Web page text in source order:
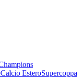
Calcio EsteroSupercoppa